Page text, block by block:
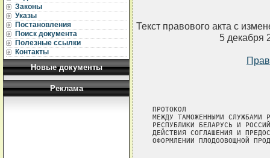
Законы
Указы
Постановления
Поиск документа
Полезные ссылки
Контакты
Новые документы
Реклама
Текст правового акта с
5 декабря
ПРОТОКОЛ
МЕЖДУ ТАМОЖЕННЫМИ СЛУЖБАМИ
РЕСПУБЛИКИ БЕЛАРУСЬ И
ДЕЙСТВИЯ СОГЛАШЕНИЯ И
ОФОРМЛЕНИИ ПЛОДООВОЩНОЙ